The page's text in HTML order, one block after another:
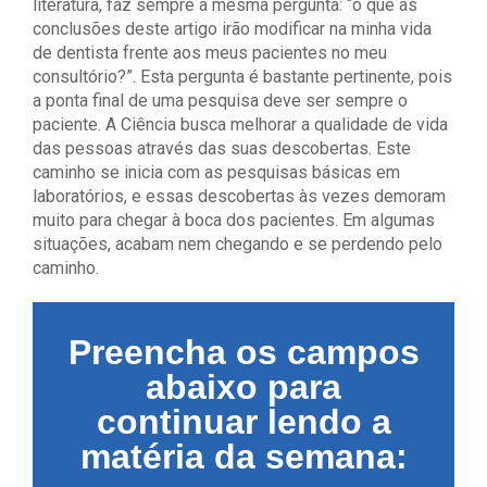
literatura, faz sempre a mesma pergunta: “o que as
conclusões deste artigo irão modificar na minha vida
de dentista frente aos meus pacientes no meu
consultório?”. Esta pergunta é bastante pertinente, pois
a ponta final de uma pesquisa deve ser sempre o
paciente. A Ciência busca melhorar a qualidade de vida
das pessoas através das suas descobertas. Este
caminho se inicia com as pesquisas básicas em
laboratórios, e essas descobertas às vezes demoram
muito para chegar à boca dos pacientes. Em algumas
situações, acabam nem chegando e se perdendo pelo
caminho.
Preencha os campos
abaixo para
continuar lendo a
matéria da semana: